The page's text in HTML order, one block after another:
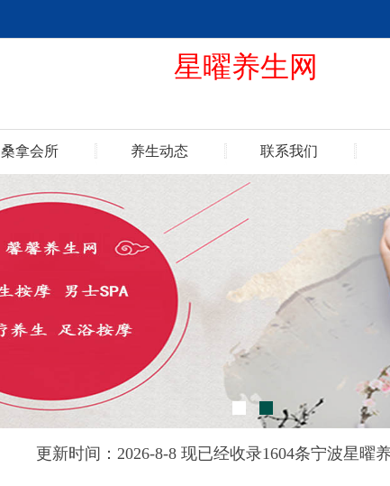
星曜养生网
桑拿会所 养生动态 联系我们
更新时间：2026-8-8 现已经收录1604条宁波星曜